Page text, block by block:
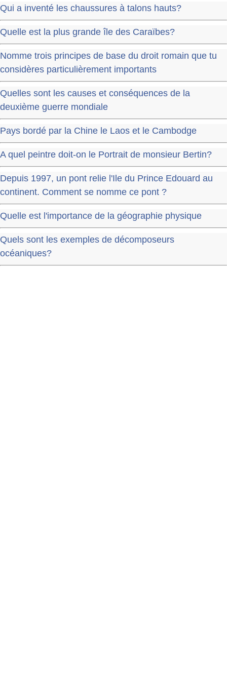
Qui a inventé les chaussures à talons hauts?
Quelle est la plus grande île des Caraïbes?
Nomme trois principes de base du droit romain que tu
considères particulièrement importants
Quelles sont les causes et conséquences de la
deuxième guerre mondiale
Pays bordé par la Chine le Laos et le Cambodge
A quel peintre doit-on le Portrait de monsieur Bertin?
Depuis 1997, un pont relie l'Ile du Prince Edouard au
continent. Comment se nomme ce pont ?
Quelle est l'importance de la géographie physique
Quels sont les exemples de décomposeurs
océaniques?